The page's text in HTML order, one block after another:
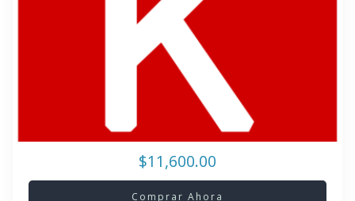
$11,600.00
Comprar Ahora